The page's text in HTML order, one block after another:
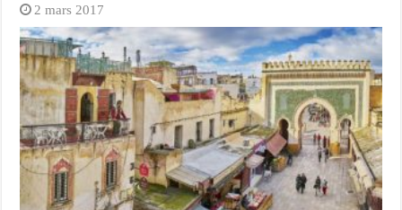
2 mars 2017